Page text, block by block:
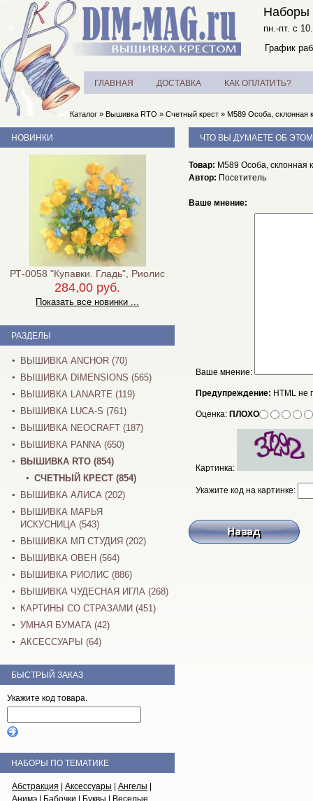
Наборы
пн.-пт. с
График
ГЛАВНАЯ ДОСТАВКА КАК ОПЛАТИТЬ?
Каталог » Вышивка RTO » Счетный крест » М589 Особа, склонная
ЧТО ВЫ ДУМАЕТЕ ОБ
Товар: М589 Особа, склонная
Автор: Посетитель
Ваше мнение:
Ваше мнение:
Предупреждение: HTML не
Оценка: ПЛОХО
Картинка:
Укажите код на картинке:
НОВИНКИ
РТ-0058 "Купавки. Гладь", Риолис
284,00 руб.
Показать все новинки ...
РАЗДЕЛЫ
ВЫШИВКА ANCHOR (70)
ВЫШИВКА DIMENSIONS (565)
ВЫШИВКА LANARTE (119)
ВЫШИВКА LUCA-S (761)
ВЫШИВКА NEOCRAFT (187)
ВЫШИВКА PANNA (650)
ВЫШИВКА RTO (854)
СЧЕТНЫЙ КРЕСТ (854)
ВЫШИВКА АЛИСА (202)
ВЫШИВКА МАРЬЯ
ИСКУСНИЦА (543)
ВЫШИВКА МП СТУДИЯ (202)
ВЫШИВКА ОВЕН (564)
ВЫШИВКА РИОЛИС (886)
ВЫШИВКА ЧУДЕСНАЯ ИГЛА (268)
КАРТИНЫ СО СТРАЗАМИ (451)
УМНАЯ БУМАГА (42)
АКСЕССУАРЫ (64)
БЫСТРЫЙ ЗАКАЗ
Укажите код товара.
НАБОРЫ ПО ТЕМАТИКЕ
Абстракция Аксессуары Ангелы
Анимэ
Бабочки Буквы
Веселые